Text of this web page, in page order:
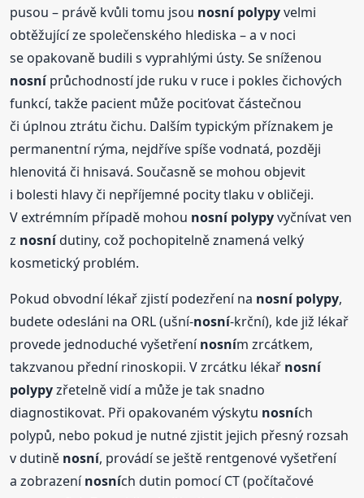
pusou – právě kvůli tomu jsou nosní polypyvelmi
obtěžující ze společenského hlediska – a v noci
se opakovaně budili s vyprahlými ústy. Se sníženou
nosníprůchodností jde ruku v ruce i pokles čichových
funkcí, takže pacient může pociťovat částečnou
či úplnou ztrátu čichu. Dalším typickým příznakem je
permanentní rýma, nejdříve spíše vodnatá, později
hlenovitá či hnisavá. Současně se mohou objevit
i bolesti hlavy či nepříjemné pocity tlaku v obličeji.
V extrémním případě mohou nosní polypyvyčnívat ven
z nosnídutiny, což pochopitelně znamená velký
kosmetický problém.
Pokud obvodní lékař zjistí podezření na nosní polypy,
budete odesláni na ORL (ušní-nosní-krční), kde již lékař
provede jednoduché vyšetřenínosním zrcátkem,
takzvanou přední rinoskopii. V zrcátku lékař nosní
polypyzřetelně vidí a může je tak snadno
diagnostikovat. Při opakovaném výskytu nosních
polypů, nebo pokud je nutné zjistit jejich přesný rozsah
v dutině nosní, provádí se ještě rentgenové vyšetření
a zobrazenínosních dutin pomocí CT (počítačové